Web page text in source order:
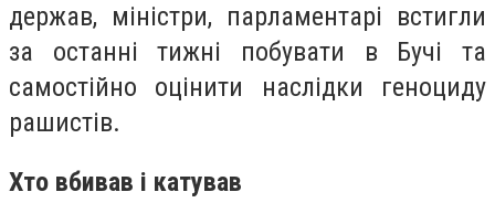
держав, міністри, парламентарі встигли
за останні тижні побувати в Бучі та
самостійно оцінити наслідки геноциду
рашистів.
Хто вбивав і катував